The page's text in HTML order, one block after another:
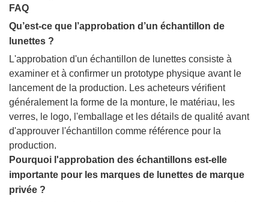
FAQ
Qu’est-ce que l’approbation d’un échantillon de
lunettes ?
L'approbation d'un échantillon de lunettes consiste à
examiner et à confirmer un prototype physique avant le
lancement de la production. Les acheteurs vérifient
généralement la forme de la monture, le matériau, les
verres, le logo, l'emballage et les détails de qualité avant
d'approuver l'échantillon comme référence pour la
production.
Pourquoi l'approbation des échantillons est-elle
importante pour les marques de lunettes de marque
privée ?